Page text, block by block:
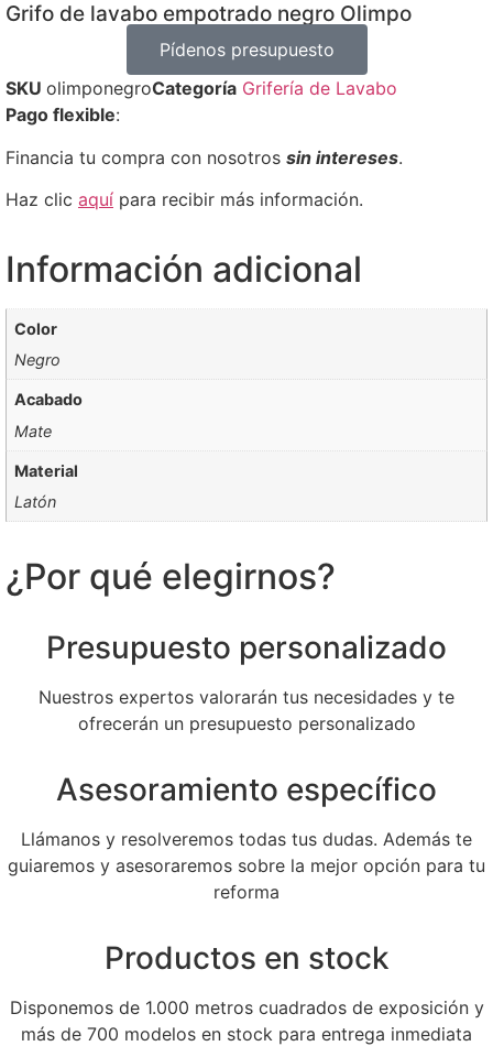
Grifo de lavabo empotrado negro Olimpo
Pídenos presupuesto
SKU olimponegroCategoría Grifería de Lavabo
Pago flexible:
Financia tu compra con nosotros sin intereses.
Haz clic aquí para recibir más información.
Información adicional
Color
Negro
Acabado
Mate
Material
Latón
¿Por qué elegirnos?
Presupuesto personalizado
Nuestros expertos valorarán tus necesidades y te
ofrecerán un presupuesto personalizado
Asesoramiento específico
Llámanos y resolveremos todas tus dudas. Además te
guiaremos y asesoraremos sobre la mejor opción para tu
reforma
Productos en stock
Disponemos de 1.000 metros cuadrados de exposición y
más de 700 modelos en stock para entrega inmediata